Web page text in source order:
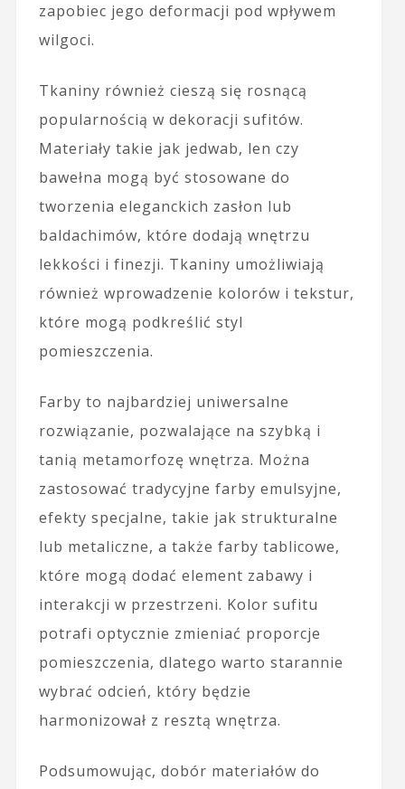
zapobiec jego deformacji pod wpływem
wilgoci.
Tkaniny również cieszą się rosnącą
popularnością w dekoracji sufitów.
Materiały takie jak jedwab, len czy
bawełna mogą być stosowane do
tworzenia eleganckich zasłon lub
baldachimów, które dodają wnętrzu
lekkości i finezji. Tkaniny umożliwiają
również wprowadzenie kolorów i tekstur,
które mogą podkreślić styl
pomieszczenia.
Farby to najbardziej uniwersalne
rozwiązanie, pozwalające na szybką i
tanią metamorfozę wnętrza. Można
zastosować tradycyjne farby emulsyjne,
efekty specjalne, takie jak strukturalne
lub metaliczne, a także farby tablicowe,
które mogą dodać element zabawy i
interakcji w przestrzeni. Kolor sufitu
potrafi optycznie zmieniać proporcje
pomieszczenia, dlatego warto starannie
wybrać odcień, który będzie
harmonizował z resztą wnętrza.
Podsumowując, dobór materiałów do